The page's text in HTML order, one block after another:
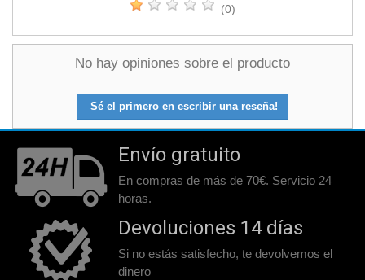
(0)
No hay opiniones sobre el producto
Sé el primero en escribir una reseña!
Envío gratuito
En compras de más de 70€. Servicio 24
horas.
Devoluciones 14 días
Si no estás satisfecho, te devolvemos el
dinero